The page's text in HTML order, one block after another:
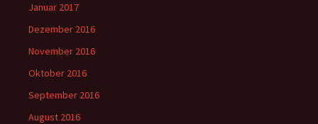
Januar 2017
Dezember 2016
November 2016
Oktober 2016
September 2016
August 2016